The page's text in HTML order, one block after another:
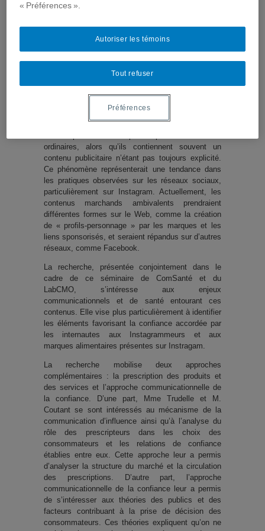
COMPTE-RENDU
communication sociale et publique de l’UQAM,
Alexandre Coutant. Ces contenus ressembleraient
ordinaires, alors qu’ils contiennent souvent un
contenu publicitaire n’étant pas toujours explicité.
Ce phénomène représenterait une tendance dans
les pratiques observées sur les réseaux sociaux,
particulièrement sur Instagram. Actuellement, les
contenus marchands ambivalents prendraient
différentes formes sur le Web, comme la création
de « profils-personnage » par les marques et les
liens sponsorisés, et seraient répandus sur d’autres
réseaux, comme Facebook.
La recherche, présentée conjointement dans le
cadre de ce séminaire de ComSanté et du
LabCMO, s’intéresse aux enjeux
communicationnels et de santé entourant ces
contenus. Elle vise plus particulièrement à identifier
les éléments favorisant la confiance accordée par
les internautes aux Instagrammeurs et aux
marques alimentaires présentes sur Instragam.
La recherche mobilise deux approches
complémentaires : la prescription des produits et
des services et l’approche communicationnelle de
la confiance. D’une part, Mme Trudelle et M.
Coutant se sont intéressés au mécanisme de la
communication d’influence ainsi qu’à l’analyse du
rôle des prescripteurs dans les choix des
consommateurs et les relations de confiance
établies entre eux. Cette approche leur a permis
d’analyser la structure du marché et la circulation
des prescriptions. D’autre part, l’approche
communicationnelle de la confiance leur a permis
de s’intéresser aux théories des publics et des
facteurs contribuant à la prise de décision des
consommateurs. Ces théories expliquent qu’on ne
« Préférences ».
Tout refuser
Autoriser les témoins
Préférences